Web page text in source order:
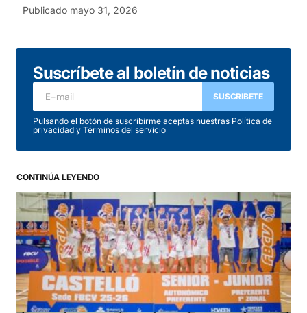
Publicado mayo 31, 2026
Suscríbete al boletín de noticias
SUSCRIBETE
Pulsando el botón de suscribirme aceptas nuestras Política de
privacidad y Términos del servicio
CONTINÚA LEYENDO